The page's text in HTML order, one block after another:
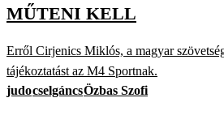
MŰTENI KELL
Erről Cirjenics Miklós, a magyar
tájékoztatást az M4 Sportnak.
judocselgáncsÖzbas Szofi